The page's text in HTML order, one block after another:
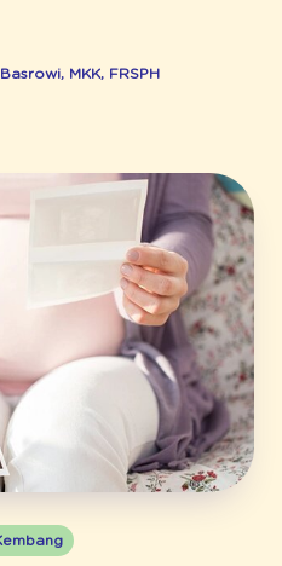
MKK, FRSPH